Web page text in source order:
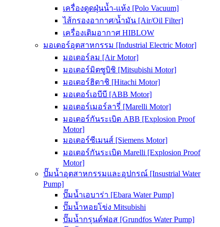
เครื่องดูดฝุ่นน้ำ-แห้ง [Polo Vacuum]
ไส้กรองอากาศ/น้ำมัน [Air/Oil Filter]
เครื่องเติมอากาศ HIBLOW
มอเตอร์อุตสาหกรรม [Industrial Electric Motor]
มอเตอร์ลม [Air Motor]
มอเตอร์มิตซูบิชิ [Mitsubishi Motor]
มอเตอร์ฮิตาชิ [Hitachi Motor]
มอเตอร์เอบีบี [ABB Motor]
มอเตอร์เมอร์ลารี่ [Marelli Motor]
มอเตอร์กันระเบิด ABB [Explosion Proof
Motor]
มอเตอร์ซีเมนส์ [Siemens Motor]
มอเตอร์กันระเบิด Marelli [Explosion Proof
Motor]
ปั๊มน้ำอุตสาหกรรมและอุปกรณ์ [Insustrial Water
Pump]
ปั๊มน้ำเอบาร่า [Ebara Water Pump]
ปั๊มน้ำหอยโข่ง Mitsubishi
ปั๊มน้ำกรุนด์ฟอส [Grundfos Water Pump]